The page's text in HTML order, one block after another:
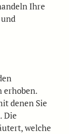
Ihre
erhoben.
denen Sie
Die
welche